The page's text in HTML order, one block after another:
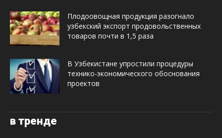
Плодоовощная продукция разогнало
узбекский экспорт продовольственных
товаров почти в 1,5 раза
В Узбекистане упростили процедуры
технико-экономического обоснования
проектов
в тренде